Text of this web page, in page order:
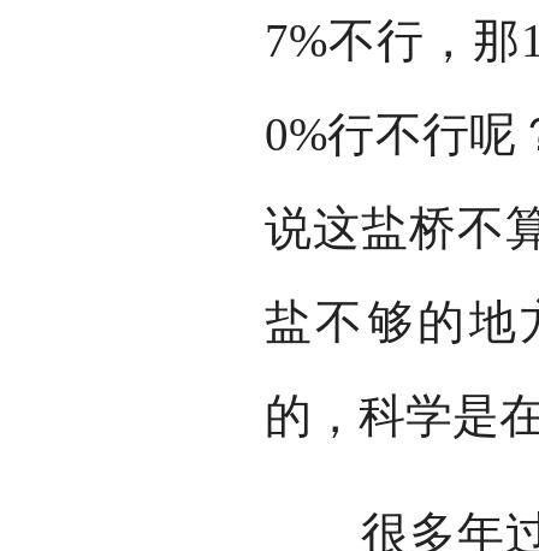
7%不行，那
0%行不行呢
说这盐桥不
盐不够的地
的，科学是
很多年过